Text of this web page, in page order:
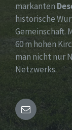
markanten
historische
Gemeinschaft.
60 m hohen
man nicht nur
Netzwerks.
Email